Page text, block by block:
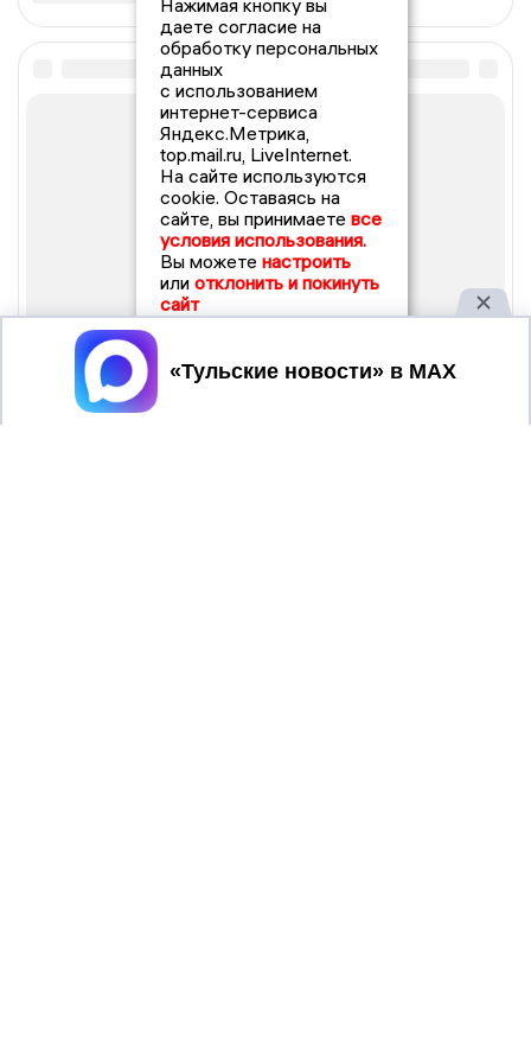
Нажимая кнопку вы
даете согласие на
обработку персональных
данных
с использованием
интернет-сервиса
Яндекс.Метрика,
top.mail.ru, LiveInternet.
На сайте используются
cookie. Оставаясь на
сайте, вы принимаете все
условия использования.
Вы можете настроить
или отклонить и покинуть
сайт
Принять